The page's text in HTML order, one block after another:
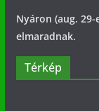
Nyáron (aug.
elmaradnak.
Térkép